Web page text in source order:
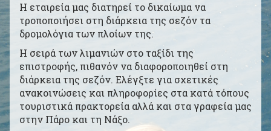
ΔΡΟΜΟΛΟΓΙΑ
ΠΛΗΡΟΦΟΡΙΕΣ
ΠΡΟΣΦΟΡΕΣ
ΕΠΙΚΟΙΝΩΝΙΑ
Η εταιρεία μας διατηρεί το δικαίωμα να
τροποποιήσει στη διάρκεια της σεζόν τα
δρομολόγια των πλοίων της.
Η σειρά των λιμανιών στο ταξίδι της
επιστροφής, πιθανόν να διαφοροποιηθεί στη
διάρκεια της σεζόν. Ελέγξτε για σχετικές
ανακοινώσεις και πληροφορίες στα κατά τόπους
τουριστικά πρακτορεία αλλά και στα γραφεία μας
στην Πάρο και τη Νάξο.